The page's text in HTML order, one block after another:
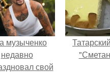
музыченко
недавно
свой